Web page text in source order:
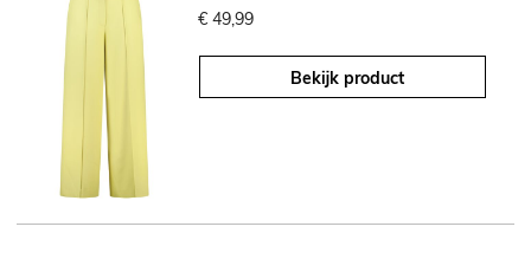
€ 49,99
Bekijk product